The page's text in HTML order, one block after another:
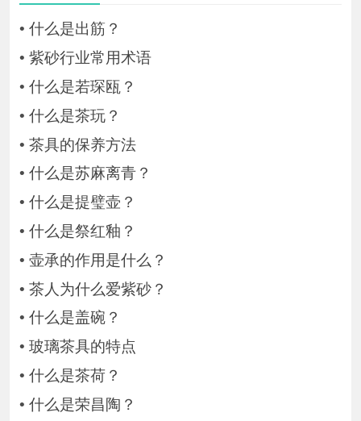
• 什么是出筋？
• 紫砂行业常用术语
• 什么是若琛瓯？
• 什么是茶玩？
• 茶具的保养方法
• 什么是苏麻离青？
• 什么是提璧壶？
• 什么是祭红釉？
• 壶承的作用是什么？
• 茶人为什么爱紫砂？
• 什么是盖碗？
• 玻璃茶具的特点
• 什么是茶荷？
• 什么是荣昌陶？